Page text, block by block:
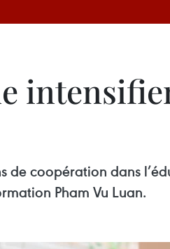
de coopération dans
Pham Vu Luan.